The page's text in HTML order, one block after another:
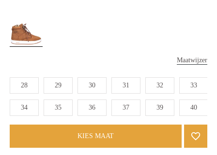
Maatwijzer
28 29 30 31 32 33
34 35 36 37 39 40
KIES MAAT